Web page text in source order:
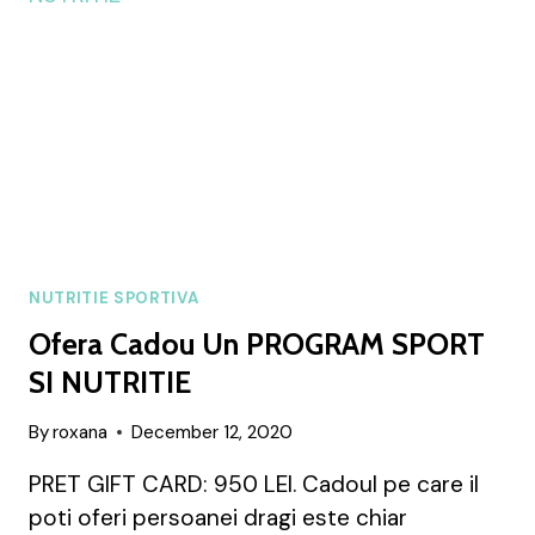
NUTRITIE SPORTIVA
Ofera Cadou Un PROGRAM SPORT
SI NUTRITIE
Byroxana December 12, 2020
PRET GIFT CARD: 950 LEI. Cadoul pe care il
poti oferi persoanei dragi este chiar